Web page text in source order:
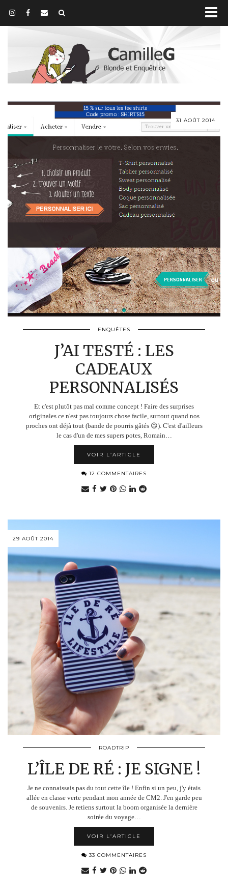
31 AOÛT 2014
ENQUÊTES
J’AI TESTÉ : LES
CADEAUX
PERSONNALISÉS
Et c'est plutôt pas mal comme concept ! Faire des surprises
originales ce n'est pas toujours chose facile, surtout quand nos
proches ont déjà tout (bande de pourris gâtés 😉). C'est d'ailleurs
le cas d'un de mes supers potes, Romain…
VOIR L’ARTICLE
12 COMMENTAIRES
29 AOÛT 2014
ROADTRIP
L’ÎLE DE RÉ : JE SIGNE !
Je ne connaissais pas du tout cette île ! Enfin si un peu, j'y étais
allée en classe verte pendant mon année de CM2. J'en garde peu
de souvenirs. Je retiens surtout la boom organisée la dernière
soirée du voyage…
VOIR L’ARTICLE
33 COMMENTAIRES